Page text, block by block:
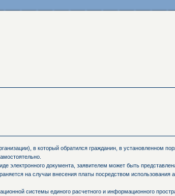
в который обратился гражданин, в установленном
электронного документа, заявителем может быть
на случаи внесения платы посредством использования
системы единого расчетного и информационного